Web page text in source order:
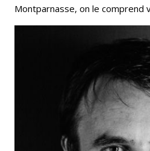
Montparnasse, on le comprend